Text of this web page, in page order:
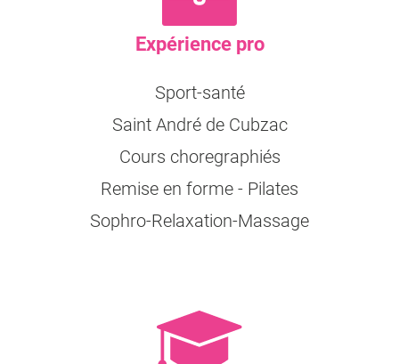
Expérience pro
Sport-santé
Saint André de Cubzac
Cours choregraphiés
Remise en forme - Pilates
Sophro-Relaxation-Massage